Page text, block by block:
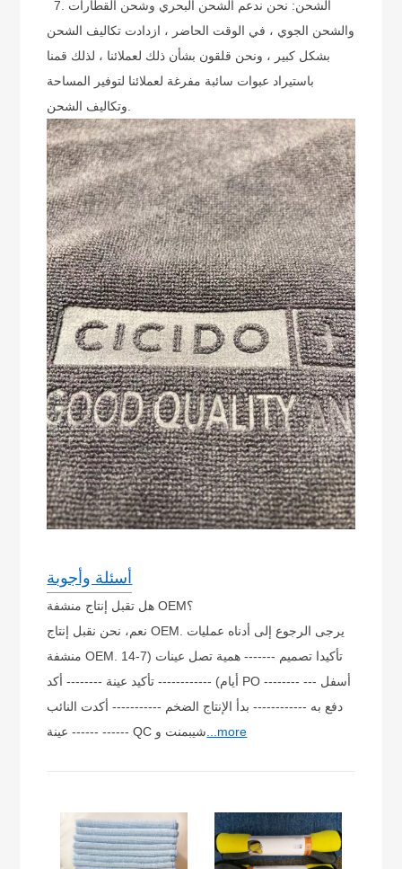
7. الشحن: نحن ندعم الشحن البحري وشحن القطارات
والشحن الجوي ، في الوقت الحاضر ، ازدادت تكاليف الشحن
بشكل كبير ، ونحن قلقون بشأن ذلك لعملائنا ، لذلك قمنا
باستيراد عبوات سائبة مفرغة لعملائنا لتوفير المساحة
أسئلة وأجوبة
هل تقبل إنتاج منشفة OEM؟
نعم، نحن نقبل إنتاج OEM. يرجى الرجوع إلى أدناه عمليات
منشفة OEM. تأكيدا تصميم ------- همية تصل عينات (7-14
أيام) ------------ تأكيد عينة -------- أكد PO -------- --- أسفل
دفع به ------------ بدأ الإنتاج الضخم ----------- أكدت النائب
عينة ------ ------ QC شيبمنت و ...more